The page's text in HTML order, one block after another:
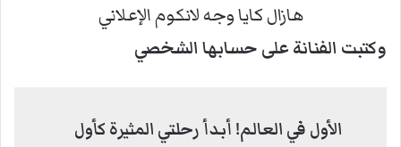
هازال كايا وجه لانكوم الإعلاني
وكتبت الفنانة على حسابها الشخصي
الأول في العالم! أبدأ رحلتي المثيرة كأول